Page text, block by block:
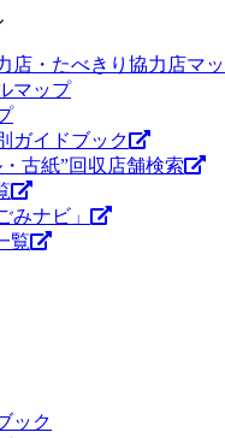
ガイドブック
古紙”回収店舗検索
みナビ」
覧